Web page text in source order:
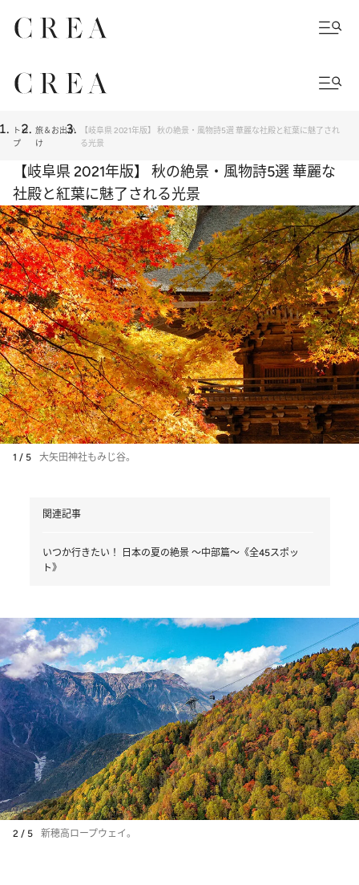
トッ
プ
旅＆お出か
け
【岐阜県 2021年版】 秋の絶景・風物詩5選 華麗な社殿と紅葉に魅了され
る光景
【岐阜県 2021年版】 秋の絶景・風物詩5選 華麗な
社殿と紅葉に魅了される光景
1 / 5 大矢田神社もみじ谷。
関連記事
いつか行きたい！ 日本の夏の絶景 ～中部篇～《全45スポッ
ト》
2 / 5 新穂高ロープウェイ。